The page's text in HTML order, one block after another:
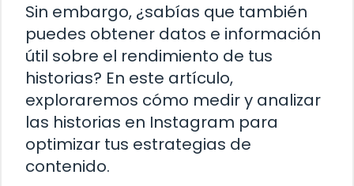
Sin embargo, ¿sabías que también
puedes obtener datos e información
útil sobre el rendimiento de tus
historias? En este artículo,
exploraremos cómo medir y analizar
las historias en Instagram para
optimizar tus estrategias de
contenido.